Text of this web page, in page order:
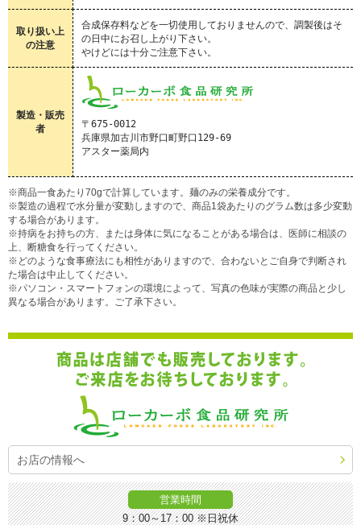
取り扱い上
の注意
合成保存料などを一切使用しておりませんので、調製後はそ
の日中にお召し上がり下さい。
やけどには十分ご注意下さい。
製造・販売
者
〒675-0012
兵庫県加古川市野口町野口129-69
※商品一食あたり70gで計算しています。麺のみの栄養成分です。
※製造の過程で水分量が変動しますので、商品1袋あたりのグラム数は多少変動
する場合があります。
※持病をお持ちの方、または身体に気になることがある場合は、医師に相談の
上、断糖食を行ってください。
※どのような食事療法にも相性がありますので、合わないとご自身で判断され
た場合は中止してください。
※パソコン・スマートフォンの環境によって、写真の色味が実際の商品と少し
異なる場合があります。ご了承下さい。
お店の情報へ
営業時間
9：00～17：00 ※日祝休